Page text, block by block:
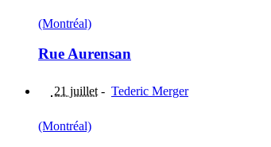
(Montréal)
Rue Aurensan
21 juillet - Tederic Merger
(Montréal)